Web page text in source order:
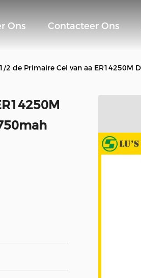
Ons Contacteer Ons
2 de Primaire Cel van aa ER14250M